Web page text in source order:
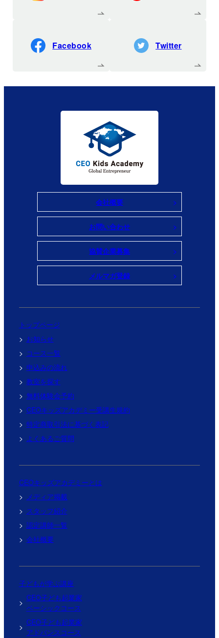
Facebook Twitter
会社概要
お問い合わせ
協賛企業募集
メルマガ登録
トップページ
お知らせ
コース一覧
申込みの流れ
教室を探す
無料体験会予約
CEOキッズアカデミー受講生規約
特定商取引法に基づく表記
よくあるご質問
CEOキッズアカデミーとは
メディア掲載
スタッフ紹介
認定講師一覧
会社概要
子どもが学ぶ講座
CEO子ども起業家
ベーシックコース
CEO子ども起業家
アドバンスコース